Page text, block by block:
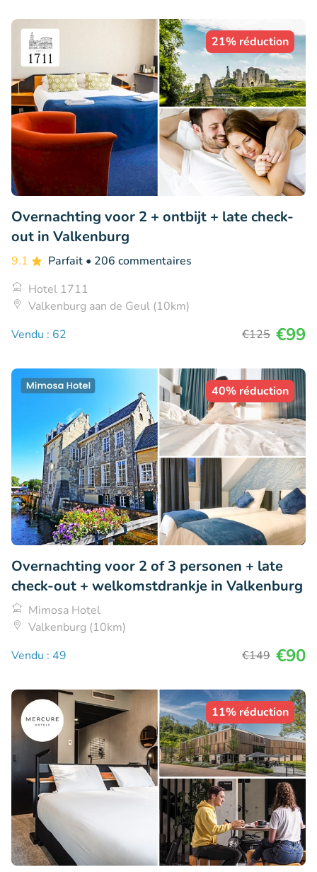
21% réduction
Overnachting voor 2 + ontbijt + late check-
out in Valkenburg
9.1 Parfait • 206 commentaires
Hotel 1711
Valkenburg aan de Geul (10km)
Vendu : 62
€125 €99
40% réduction
Overnachting voor 2 of 3 personen + late
check-out + welkomstdrankje in Valkenburg
Mimosa Hotel
Valkenburg (10km)
Vendu : 49
€149 €90
11% réduction